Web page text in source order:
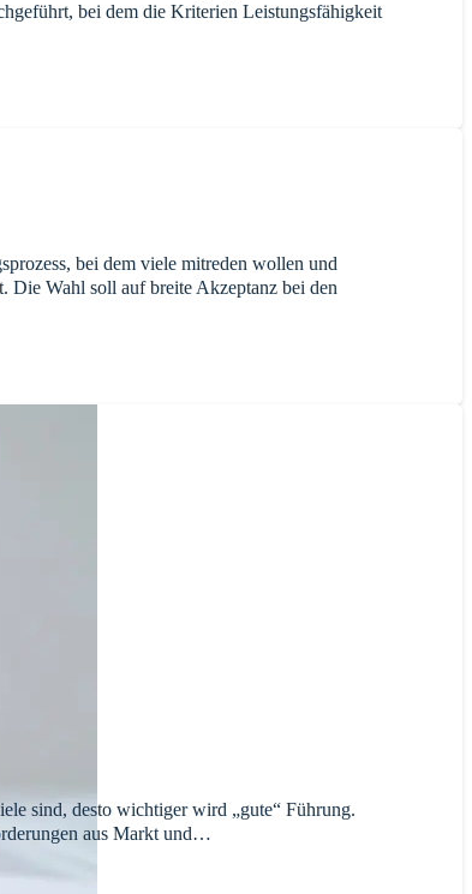
bei dem die Kriterien Leistungsfähigkeit
bei dem viele mitreden wollen und
Die Wahl soll auf breite Akzeptanz bei den
sind, desto wichtiger wird „gute“ Führung.
aus Markt und…